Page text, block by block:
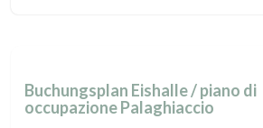
Buchungsplan Eishalle / piano di
occupazione Palaghiaccio